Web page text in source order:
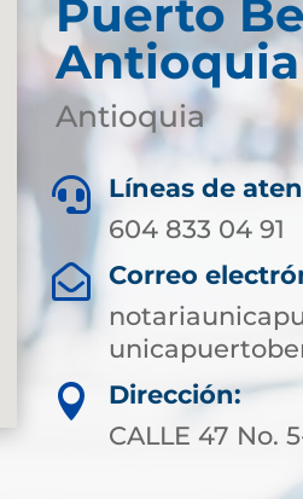
Puerto
Antioquia
Antioquia

Líneas de
604 833 04 91

Correo

Dirección:
CALLE 47 No.